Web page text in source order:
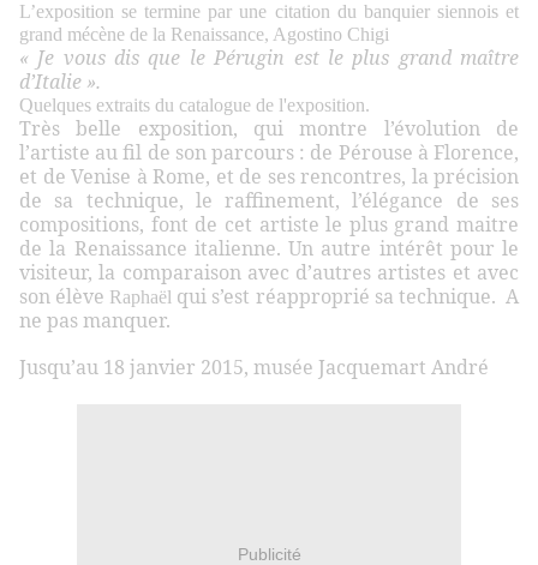
L’exposition se termine par une citation du banquier siennois et
grand mécène de la Renaissance, Agostino Chigi
« Je vous dis que le Pérugin est le plus grand maître
d’Italie ».
Quelques extraits du catalogue de l'exposition.
Très belle exposition, qui montre l’évolution de
l’artiste au fil de son parcours : de Pérouse à Florence,
et de Venise à Rome, et de ses rencontres, la précision
de sa technique, le raffinement, l’élégance de ses
compositions, font de cet artiste le plus grand maitre
de la Renaissance italienne. Un autre intérêt pour le
visiteur, la comparaison avec d’autres artistes et avec
son élève Raphaël qui s’est réapproprié sa technique. A
ne pas manquer.
Jusqu’au 18 janvier 2015, musée Jacquemart André
Publicité